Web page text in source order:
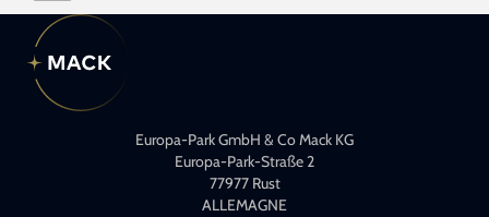
Europa-Park GmbH & Co Mack KG
Europa-Park-Straße 2
77977 Rust
ALLEMAGNE